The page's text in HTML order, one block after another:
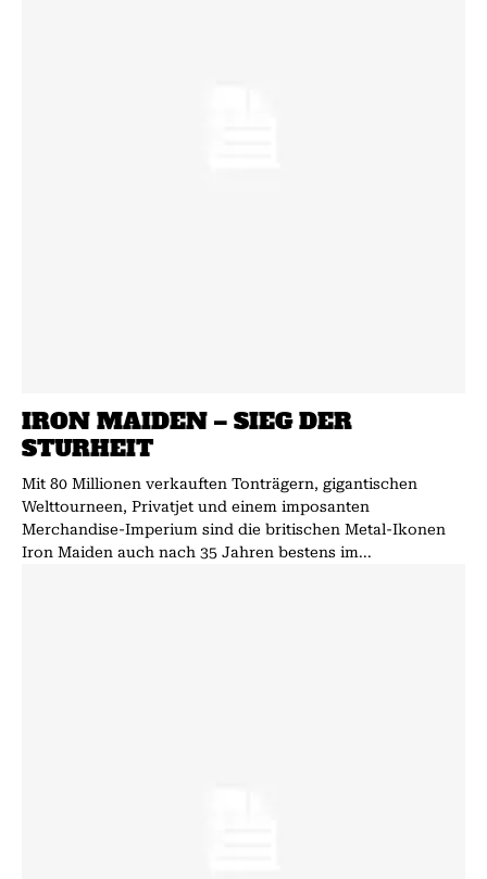
IRON MAIDEN – SIEG DER
STURHEIT
Mit 80 Millionen verkauften Tonträgern, gigantischen
Welttourneen, Privatjet und einem imposanten
Merchandise-Imperium sind die britischen Metal-Ikonen
Iron Maiden auch nach 35 Jahren bestens im...